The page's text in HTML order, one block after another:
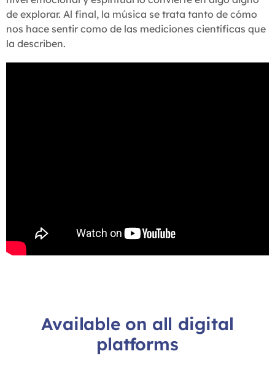
de explorar. Al final, la música se trata tanto de cómo
nos hace sentir como de las mediciones científicas que
la describen.
Available on all digital
platforms